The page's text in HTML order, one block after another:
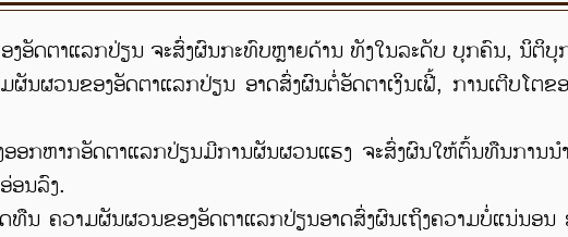
ແລກປ່ຽນ ຈະສົ່ງຜົນກະທົບຫຼາຍດ້ານ ທັງໃນລະດັບ ບຸກຄົນ, ນິຕິບຸກ
ຜັນຜວນຂອງອັດຕາແລກປ່ຽນ ອາດສົ່ງຜົນຕໍ່ອັດຕາເງິນເຟີ້, ການເຕີບໂ
ອອກຫາກອັດຕາແລກປ່ຽນມີການຜັນຜວນແຮງ ຈະສົ່ງຜົນໃຫ້ຕົ້ນທືນການ
ອນລົງ.
ນ ຄວາມຜັນຜວນຂອງອັດຕາແລກປ່ຽນອາດສົ່ງຜົນເຖິງຄວາມບໍ່ແນ່ນອນ